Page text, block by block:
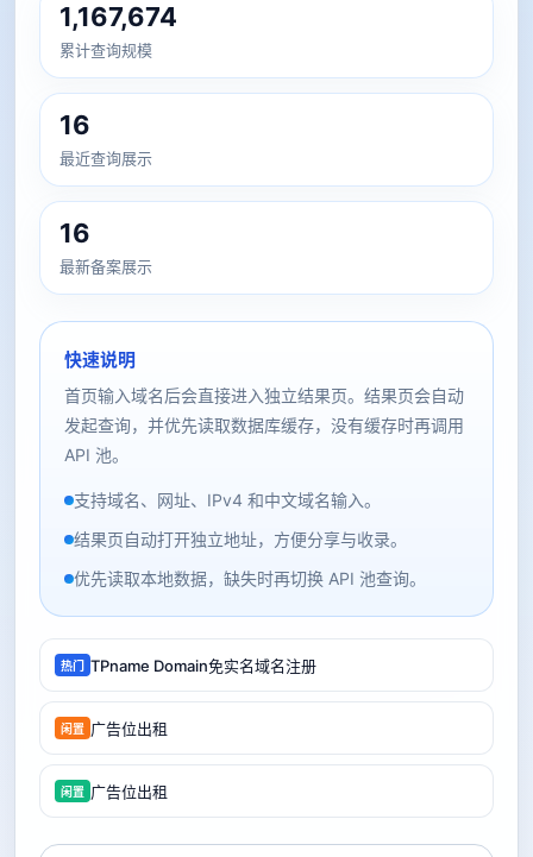
1,167,674
累计查询规模
16
最近查询展示
16
最新备案展示
快速说明
首页输入域名后会直接进入独立结果页。结果页会自动
发起查询，并优先读取数据库缓存，没有缓存时再调用
API 池。
支持域名、网址、IPv4 和中文域名输入。
结果页自动打开独立地址，方便分享与收录。
优先读取本地数据，缺失时再切换 API 池查询。
热门 TPname Domain免实名域名注册
闲置 广告位出租
闲置 广告位出租